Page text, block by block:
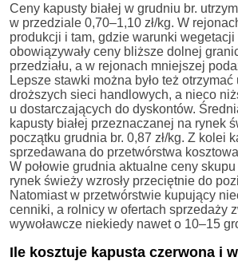
Ceny kapusty białej w grudniu br.
w przedziale 0,70–1,10 zł/kg. W
produkcji i tam, gdzie warunki wegetacji
obowiązywały ceny bliższe dolnej
przedziału, a w rejonach mniejszej
Lepsze stawki można było też
droższych sieci handlowych, a nieco
u dostarczających do dyskontów.
kapusty białej przeznaczanej na rynek
początku grudnia br. 0,87 zł/kg. Z kolei
sprzedawana do przetwórstwa
W połowie grudnia aktualne ceny skupu
rynek świeży wzrosły przeciętnie do
Natomiast w przetwórstwie kupujący
cenniki, a rolnicy w ofertach sprzedaży
wywoławcze niekiedy nawet o 10–15
Ile kosztuje kapusta czerwona i